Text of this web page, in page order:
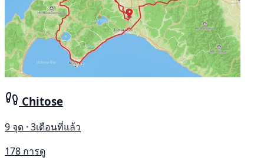
Chitose
9 จุด · 3เดือนที่แล้ว
178 การดู